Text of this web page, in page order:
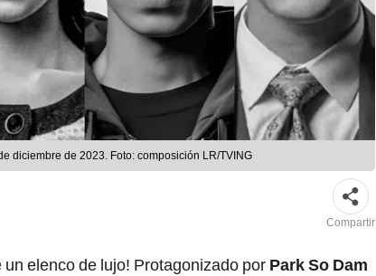
diciembre de 2023. Foto: composición LR/TVING
Compartir
un elenco de lujo! Protagonizado por Park So Dam